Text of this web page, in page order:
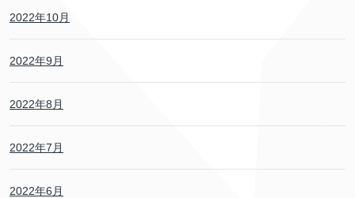
2022年10月
2022年9月
2022年8月
2022年7月
2022年6月